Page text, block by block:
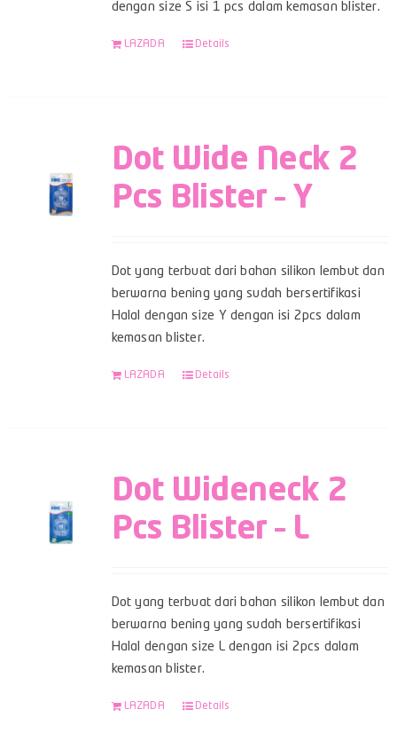
dengan size S isi 1 pcs dalam kemasan blister.
LAZADA Details
Dot Wide Neck 2
Pcs Blister – Y
Dot yang terbuat dari bahan silikon lembut dan
berwarna bening yang sudah bersertifikasi
Halal dengan size Y dengan isi 2pcs dalam
kemasan blister.
LAZADA Details
Dot Wideneck 2
Pcs Blister – L
Dot yang terbuat dari bahan silikon lembut dan
berwarna bening yang sudah bersertifikasi
Halal dengan size L dengan isi 2pcs dalam
kemasan blister.
LAZADA Details